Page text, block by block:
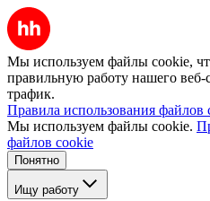
Мы используем файлы cookie,
правильную работу нашего веб-
трафик.
Правила использования файлов
Мы используем файлы cookie.
файлов cookie
Понятно
Ищу работу